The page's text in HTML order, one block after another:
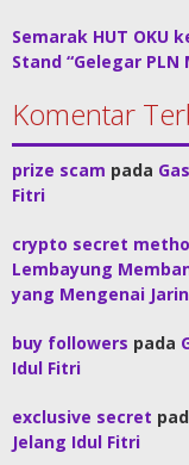
Semarak HUT OKU
Stand “Gelegar PLN
Komentar
prize scam pada
Fitri
crypto secret
Lembayung
yang Mengenai
buy followers pada
Idul Fitri
exclusive secret
Jelang Idul Fitri